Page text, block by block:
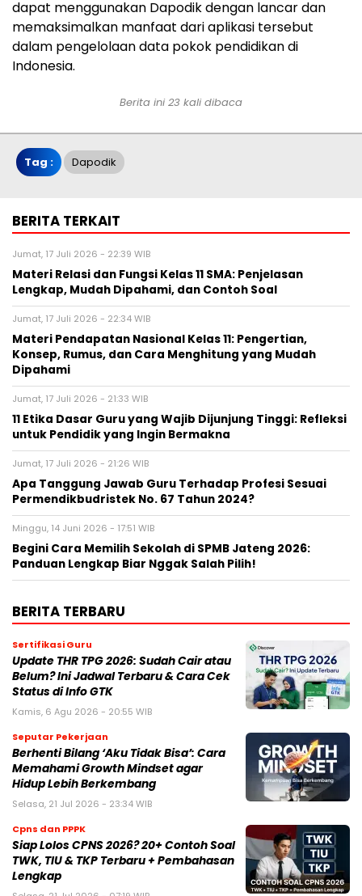
dapat menggunakan Dapodik dengan lancar dan
memaksimalkan manfaat dari aplikasi tersebut
dalam pengelolaan data pokok pendidikan di
Indonesia.
Berita ini 23 kali dibaca
Tag : Dapodik
BERITA TERKAIT
Jumat, 17 Juli 2026 - 22:39 WIB
Materi Relasi dan Fungsi Kelas 11 SMA: Penjelasan
Lengkap, Mudah Dipahami, dan Contoh Soal
Jumat, 17 Juli 2026 - 22:34 WIB
Materi Pendapatan Nasional Kelas 11: Pengertian,
Konsep, Rumus, dan Cara Menghitung yang Mudah
Dipahami
Jumat, 17 Juli 2026 - 21:33 WIB
11 Etika Dasar Guru yang Wajib Dijunjung Tinggi: Refleksi
untuk Pendidik yang Ingin Bermakna
Jumat, 17 Juli 2026 - 21:26 WIB
Apa Tanggung Jawab Guru Terhadap Profesi Sesuai
Permendikbudristek No. 67 Tahun 2024?
Minggu, 14 Juni 2026 - 17:51 WIB
Begini Cara Memilih Sekolah di SPMB Jateng 2026:
Panduan Lengkap Biar Nggak Salah Pilih!
BERITA TERBARU
Sertifikasi Guru
Update THR TPG 2026: Sudah Cair atau
Belum? Ini Jadwal Terbaru & Cara Cek
Status di Info GTK
Kamis, 6 Agu 2026 - 20:55 WIB
Seputar Pekerjaan
Berhenti Bilang ‘Aku Tidak Bisa’: Cara
Memahami Growth Mindset agar
Hidup Lebih Berkembang
Selasa, 21 Jul 2026 - 23:34 WIB
Cpns dan PPPK
Siap Lolos CPNS 2026? 20+ Contoh Soal
TWK, TIU & TKP Terbaru + Pembahasan
Lengkap